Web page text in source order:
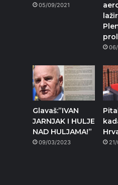
05/09/2021
Glavaš:”IVAN
JARNJAK I HULJE
NAD HULJAMA!”
09/03/2023